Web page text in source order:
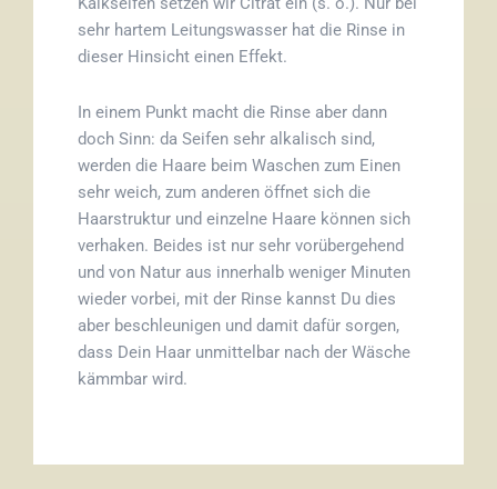
sehr hartem Leitungswasser hat die Rinse in
dieser Hinsicht einen Effekt.
In einem Punkt macht die Rinse aber dann
doch Sinn: da Seifen sehr alkalisch sind,
werden die Haare beim Waschen zum Einen
sehr weich, zum anderen öffnet sich die
Haarstruktur und einzelne Haare können sich
verhaken. Beides ist nur sehr vorübergehend
und von Natur aus innerhalb weniger Minuten
wieder vorbei, mit der Rinse kannst Du dies
aber beschleunigen und damit dafür sorgen,
dass Dein Haar unmittelbar nach der Wäsche
kämmbar wird.